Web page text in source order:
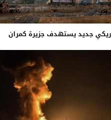
جديد يستهدف جزيرة كمران